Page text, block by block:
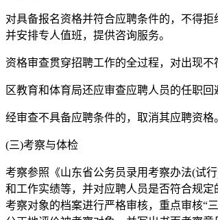
对具备报名资格并符合应聘条件的，不得
并安排专人值班，提供咨询服务。
资格审查贯穿招聘工作的全过程，对出现
区教育和体育局还应审查应聘人员的任职回
经审查不具备应聘条件的，取消其应聘资格
(三)考察与体检
考察参照《山东省公务员录用考察办法(试
和工作实绩等，并对应聘人员是否符合规
考察对象的档案进行严格审核，重点审核“